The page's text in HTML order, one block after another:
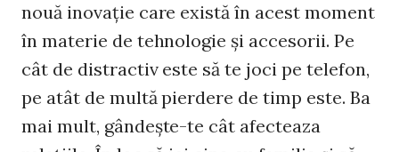
nouă inovaţie care există în acest moment
în materie de tehnologie şi accesorii. Pe
cât de distractiv este să te joci pe telefon,
pe atât de multă pierdere de timp este. Ba
mai mult, gândeşte-te cât afecteaza